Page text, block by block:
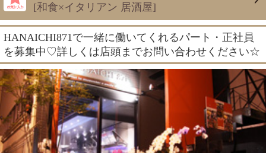
[和食×イタリアン 居酒屋]
HANAICHI871で一緒に働いてくれるパート・正社員
を募集中♡詳しくは店頭までお問い合わせください☆